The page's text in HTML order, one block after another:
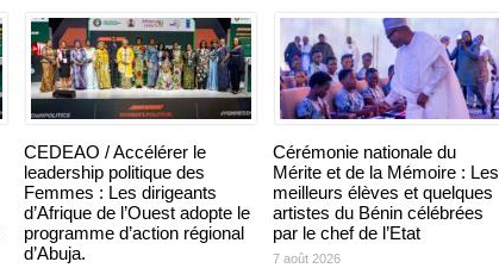
CEDEAO / Accélérer le
leadership politique des
Femmes : Les dirigeants
d’Afrique de l’Ouest adopte le
programme d’action régional
d’Abuja.
Cérémonie nationale du
Mérite et de la Mémoire : Les
meilleurs élèves et quelques
artistes du Bénin célébrées
par le chef de l’Etat
7 août 2026